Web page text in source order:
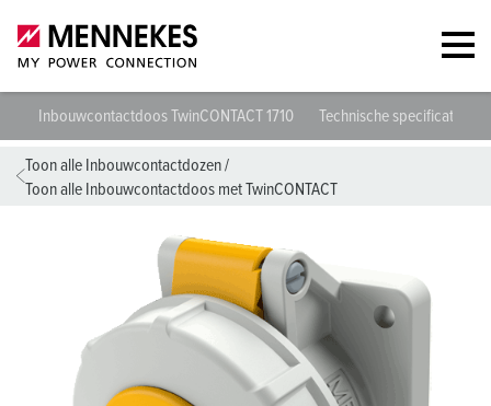
Inbouwcontactdoos TwinCONTACT 1710 Technische specificaties
Toon alle Inbouwcontactdozen/
Toon alle Inbouwcontactdoos met TwinCONTACT